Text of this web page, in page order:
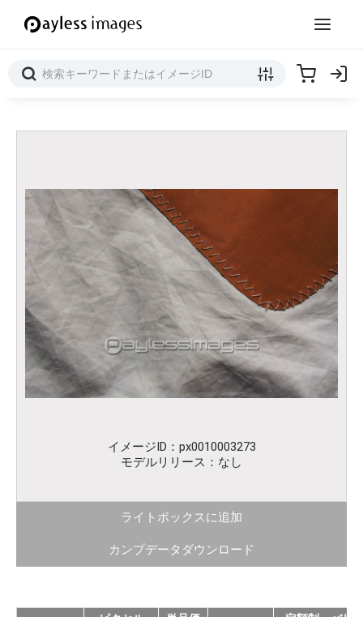
イメージID：px0010003273
モデルリリース：なし
ライトボックスに追加
カンプデータダウンロード